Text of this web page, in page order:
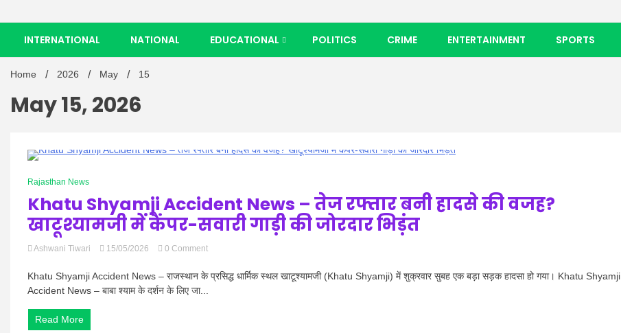
INTERNATIONAL NATIONAL EDUCATIONAL POLITICS CRIME ENTERTAINMENT SPORTS
Home 2026 May 15
May 15, 2026
Rajasthan News
Khatu Shyamji Accident News – तेज रफ्तार बनी हादसे की वजह?
खाटूश्यामजी में कैंपर-सवारी गाड़ी की जोरदार भिड़ंत
Ashwani Tiwari 15/05/2026 0 Commenton
Shyamji
Khatu Shyamji Accident News – राजस्थान के प्रसिद्ध धार्मिक स्थल खाटूश्यामजी (Khatu Shyamji) में शुक्रवार सुबह एक बड़ा सड़क हादसा हो गया। Khatu Shyamji
Accident News – बाबा श्याम के दर्शन के लिए जा...
Read More